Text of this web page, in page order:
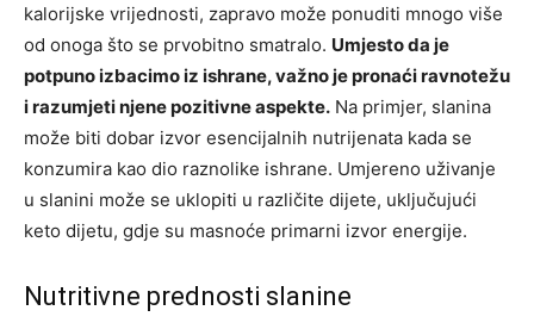
kalorijske vrijednosti, zapravo može ponuditi mnogo više
od onoga što se prvobitno smatralo. Umjesto da je
potpuno izbacimo iz ishrane, važno je pronaći ravnotežu
i razumjeti njene pozitivne aspekte. Na primjer, slanina
može biti dobar izvor esencijalnih nutrijenata kada se
konzumira kao dio raznolike ishrane. Umjereno uživanje
u slanini može se uklopiti u različite dijete, uključujući
keto dijetu, gdje su masnoće primarni izvor energije.
Nutritivne prednosti slanine